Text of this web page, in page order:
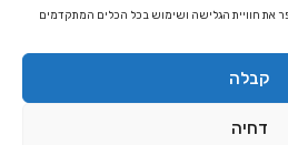
את חוויית הגלישה ושימוש בכל הכלים המתקדמים
קבלה
דחיה